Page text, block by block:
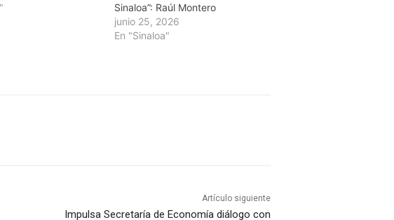
Sinaloa”: Raúl Montero
junio 25, 2026
En "Sinaloa"
Artículo siguiente
Impulsa Secretaría de Economía diálogo con